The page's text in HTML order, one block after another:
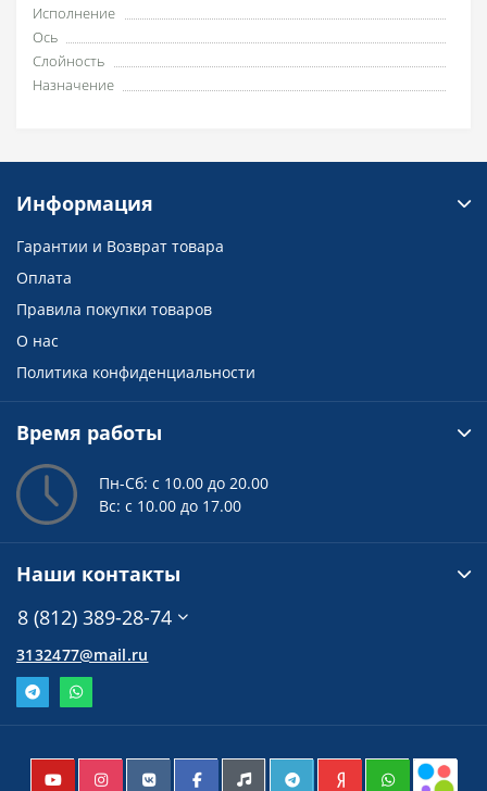
Исполнение
Ось
Слойность
Назначение
Информация
Гарантии и Возврат товара
Оплата
Правила покупки товаров
О нас
Политика конфиденциальности
Время работы
Пн-Сб: с 10.00 до 20.00
Вс: с 10.00 до 17.00
Наши контакты
8 (812) 389-28-74
3132477@mail.ru